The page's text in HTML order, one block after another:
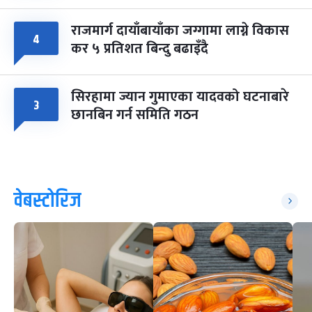
४ राजमार्ग दायाँबायाँका जग्गामा लाग्ने विकास
कर ५ प्रतिशत बिन्दु बढाइँदै
३ सिरहामा ज्यान गुमाएका यादवको घटनाबारे
छानबिन गर्न समिति गठन
वेबस्टोरिज